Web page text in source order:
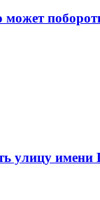
может
улицу